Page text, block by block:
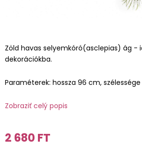
Zöld havas selyemkóró(asclepias) ág -
dekorációkba.
Paraméterek: hossza 96 cm,
Zobraziť celý popis
2 680 FT